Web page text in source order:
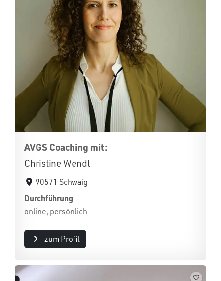
AVGS Coaching mit:
Christine Wendl
90571 Schwaig
Durchführung
online, persönlich
zum Profil